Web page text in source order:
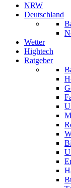
NRW
Deutschland
Wetter
Hightech
Ratgeber